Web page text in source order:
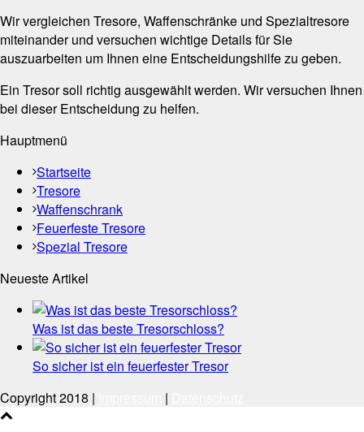
Wir vergleichen Tresore, Waffenschränke und Spezialtresore
miteinander und versuchen wichtige Details für Sie
auszuarbeiten um Ihnen eine Entscheidungshilfe zu geben.
Ein Tresor soll richtig ausgewählt werden. Wir versuchen Ihnen
bei dieser Entscheidung zu helfen.
Hauptmenü
Startseite
Tresore
Waffenschrank
Feuerfeste Tresore
Spezial Tresore
Neueste Artikel
Was ist das beste Tresorschloss?
So sicher ist ein feuerfester Tresor
Copyright 2018 |
|